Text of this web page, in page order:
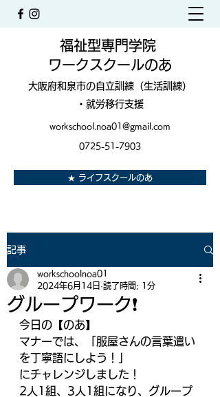
福祉型専門学院
ワークスクールのあ
大阪府和泉市の自立訓練（生活訓練）
・就労移行支援
workschool.noa01@gmail.com
0725-51-7903
★ ライフスクールのあ
記事
グループワーク❗️
workschoolnoa01
2024年6月14日 読了時間: 1分
今日の【のあ】
マナーでは、「服屋さんの言葉遣い
を丁寧語にしよう！」
にチャレンジしました！
2人1組、3人1組になり、グループ